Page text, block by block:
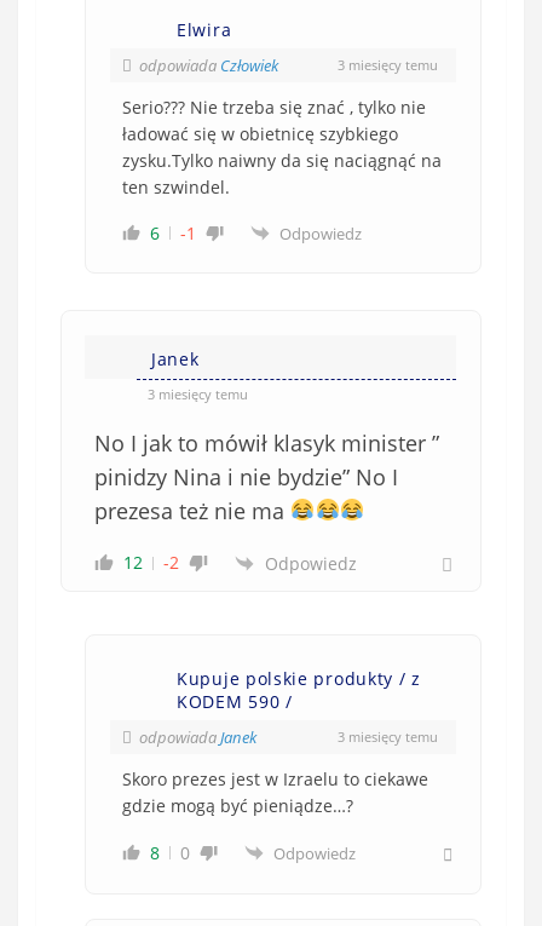
Elwira
odpowiada Człowiek 3 miesięcy temu
Serio??? Nie trzeba się znać , tylko nie
ładować się w obietnicę szybkiego
zysku.Tylko naiwny da się naciągnąć na
ten szwindel.
6
-1 Odpowiedz
Janek
3 miesięcy temu
No I jak to mówił klasyk minister ”
pinidzy Nina i nie bydzie” No I
prezesa też nie ma
12 -2 Odpowiedz
Kupuje polskie produkty / z
KODEM 590 /
odpowiadaJanek 3 miesięcy temu
Skoro prezes jest w Izraelu to ciekawe
gdzie mogą być pieniądze…?
8 0 Odpowiedz